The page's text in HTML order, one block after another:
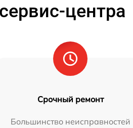
центра
Срочный ремонт
Большинство неисправностей